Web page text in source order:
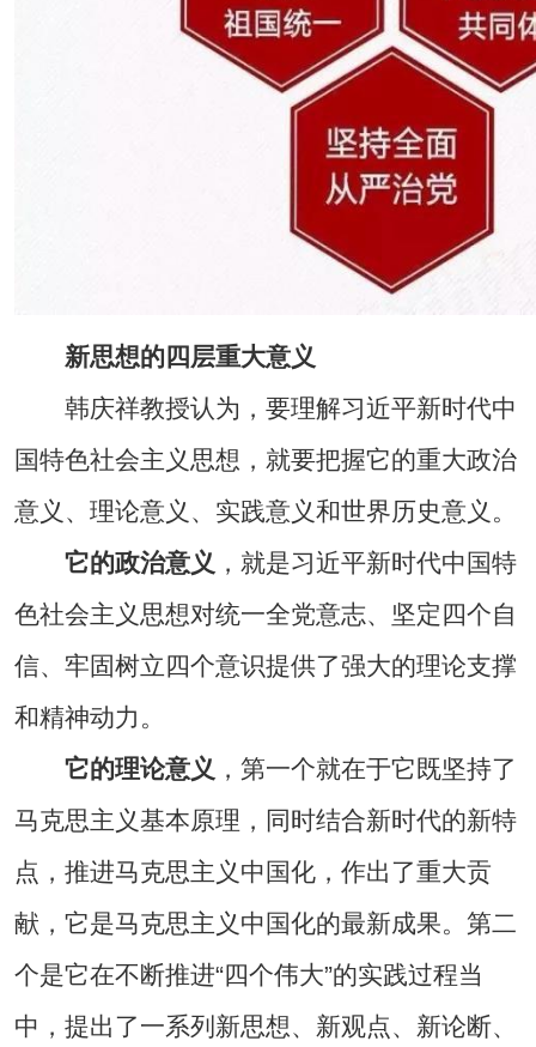
新思想的四层重大意义
韩庆祥教授认为，要理解习近平新时代中
国特色社会主义思想，就要把握它的重大政治
意义、理论意义、实践意义和世界历史意义。
它的政治意义 ，就是习近平新时代中国特
色社会主义思想对统一全党意志、坚定四个自
信、牢固树立四个意识提供了强大的理论支撑
和精神动力。
它的理论意义 ，第一个就在于它既坚持了
马克思主义基本原理，同时结合新时代的新特
点，推进马克思主义中国化，作出了重大贡
献，它是马克思主义中国化的最新成果。第二
个是它在不断推进“四个伟大”的实践过程当
中，提出了一系列新思想、新观点、新论断、